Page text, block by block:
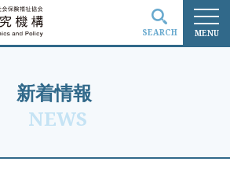
MENU
SEARCH
新着情報
NEWS